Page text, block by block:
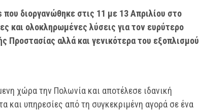
διοργανώθηκε στις 11 με 13 Απριλίου στο
και ολοκληρωμένες λύσεις για τον ευρύτερο
Προστασίας αλλά και γενικότερα του εξοπλισμού
χώρα την Πολωνία και αποτέλεσε ιδανική
και υπηρεσίες από τη συγκεκριμένη αγορά σε ένα